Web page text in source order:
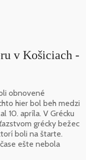
v Košiciach -
obnovené
hier bol beh medzi
10. apríla. V Grécku
grécky bežec
boli na štarte.
ešte nebola